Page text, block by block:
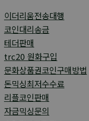
이더리움전송대행
코인대리송금
테더판매
trc20 원화구입
문화상품권코인구매방법
돈믹싱최저수수료
리플코인판매
자금믹싱문의